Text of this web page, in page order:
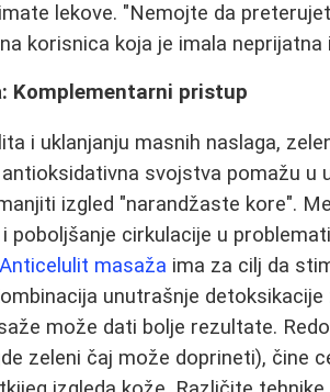
lekove. "Nemojte da
korisnica koja je imala neprijatna
: Komplementarni pristup
i uklanjanju masnih naslaga,
svojstva pomažu u
izgled "narandžaste kore".
poboljšanje cirkulacije u
Anticelulit masaža ima za cilj da
unutrašnje
može dati bolje rezultate.
zeleni čaj može doprineti), čine